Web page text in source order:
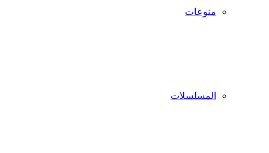
منوعات
المسلسلات